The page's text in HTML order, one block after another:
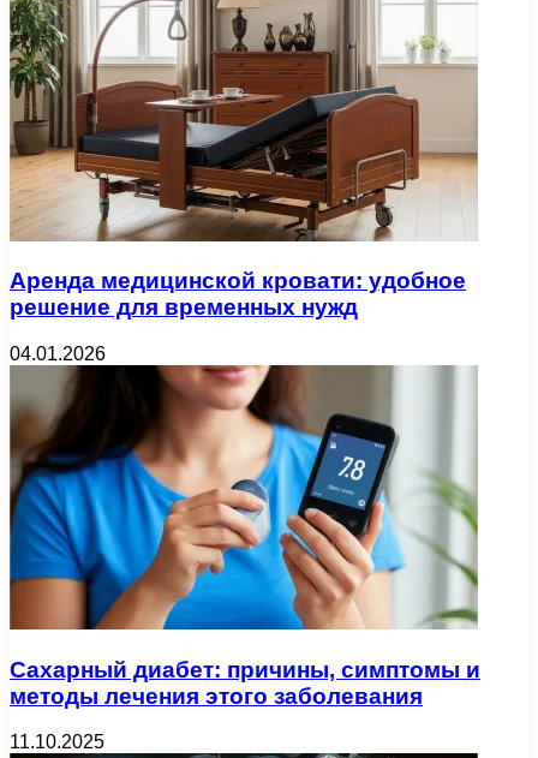
Аренда медицинской кровати: удобное
решение для временных нужд
04.01.2026
Сахарный диабет: причины, симптомы и
методы лечения этого заболевания
11.10.2025